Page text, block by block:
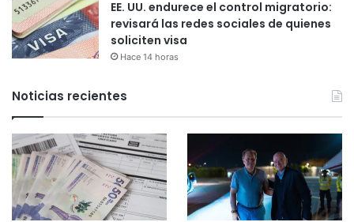
EE. UU. endurece el control migratorio:
revisará las redes sociales de quienes
soliciten visa
Hace 14 horas
Noticias recientes